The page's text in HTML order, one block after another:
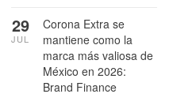
Corona Extra se
mantiene como la
marca más valiosa de
México en 2026:
Brand Finance
29
JUL